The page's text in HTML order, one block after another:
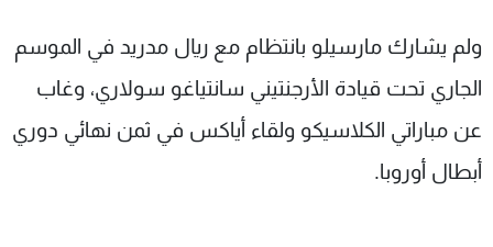
ولم يشارك مارسيلو بانتظام مع ريال مدريد في الموسم
الجاري تحت قيادة الأرجنتيني سانتياغو سولاري، وغاب
عن مباراتي الكلاسيكو ولقاء أياكس في ثمن نهائي دوري
أبطال أوروبا.